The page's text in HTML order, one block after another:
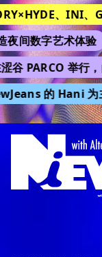
、INI、
间数字艺术体验
PARCO 举行
的 Hani 为